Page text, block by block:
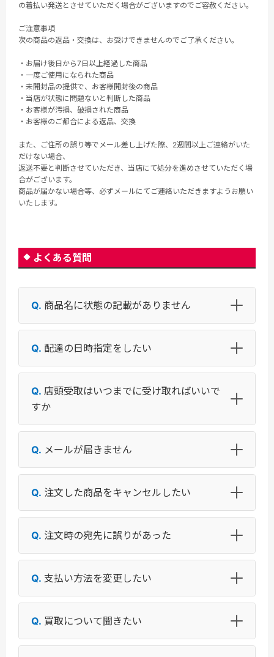
の着払い発送とさせていただく場合がございますのでご容赦ください。
ご注意事項
次の商品の返品・交換は、お受けできませんのでご了承ください。
・お届け後日から7日以上経過した商品
・一度ご使用になられた商品
・未開封品の提供で、お客様開封後の商品
・当店が状態に問題ないと判断した商品
・お客様が汚損、破損された商品
・お客様のご都合による返品、交換
また、ご住所の誤り等でメール差し上げた際、2週間以上ご連絡がいた
だけない場合、
返送不要と判断させていただき、当店にて処分を進めさせていただく場
合がございます。
商品が届かない場合等、必ずメールにてご連絡いただきますようお願い
いたします。
よくある質問
商品名に状態の記載がありません
配達の日時指定をしたい
店頭受取はいつまでに受け取ればいいで
すか
メールが届きません
注文した商品をキャンセルしたい
注文時の宛先に誤りがあった
支払い方法を変更したい
買取について聞きたい